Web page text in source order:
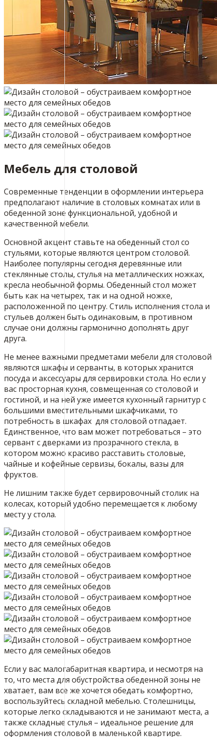
Мебель для столовой
Современные тенденции в оформлении интерьера
предполагают наличие в столовых комнатах или в
обеденной зоне функциональной, удобной и
качественной мебели.
Основной акцент ставьте на обеденный стол со
стульями, которые являются центром столовой.
Наиболее популярны сегодня деревянные или
стеклянные столы, стулья на металлических ножках,
кресла необычной формы. Обеденный стол может
быть как на четырех, так и на одной ножке,
расположенной по центру. Стиль исполнения стола и
стульев должен быть одинаковым, в противном
случае они должны гармонично дополнять друг
друга.
Не менее важными предметами мебели для столовой
являются шкафы и серванты, в которых хранится
посуда и аксессуары для сервировки стола. Но если у
вас просторная кухня, совмещенная со столовой и
гостиной, и на ней уже имеется кухонный гарнитур с
большими вместительными шкафчиками, то
потребность в шкафах для столовой отпадает.
Единственное, что вам может потребоваться – это
сервант с дверками из прозрачного стекла, в
котором можно красиво расставить столовые,
чайные и кофейные сервизы, бокалы, вазы для
фруктов.
Не лишним также будет сервировочный столик на
колесах, который удобно перемещается к любому
месту у стола.
Если у вас малогабаритная квартира, и несмотря на
то, что места для обустройства обеденной зоны не
хватает, вам все же хочется обедать комфортно,
воспользуйтесь складной мебелью. Столешницы,
которые легко складываются и не занимают места, а
также складные стулья – идеальное решение для
оформления столовой в маленькой квартире.